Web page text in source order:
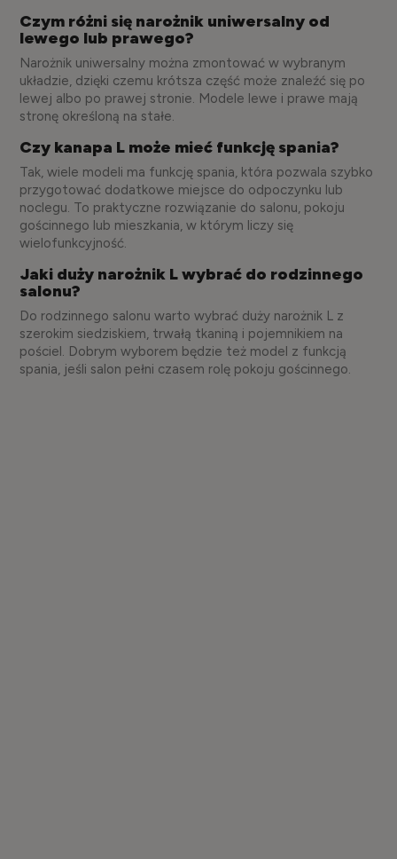
Czym różni się narożnik uniwersalny od
lewego lub prawego?
Narożnik uniwersalny można zmontować w wybranym
układzie, dzięki czemu krótsza część może znaleźć się po
lewej albo po prawej stronie. Modele lewe i prawe mają
stronę określoną na stałe.
Czy kanapa L może mieć funkcję spania?
Tak, wiele modeli ma funkcję spania, która pozwala szybko
przygotować dodatkowe miejsce do odpoczynku lub
noclegu. To praktyczne rozwiązanie do salonu, pokoju
gościnnego lub mieszkania, w którym liczy się
wielofunkcyjność.
Jaki duży narożnik L wybrać do rodzinnego
salonu?
Do rodzinnego salonu warto wybrać duży narożnik L z
szerokim siedziskiem, trwałą tkaniną i pojemnikiem na
pościel. Dobrym wyborem będzie też model z funkcją
spania, jeśli salon pełni czasem rolę pokoju gościnnego.